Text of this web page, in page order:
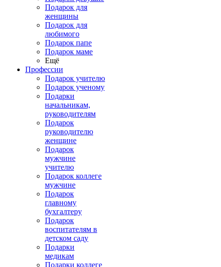
Подарок для
женщины
Подарок для
любимого
Подарок папе
Подарок маме
Ещё
Профессии
Подарок учителю
Подарок ученому
Подарки
начальникам,
руководителям
Подарок
руководителю
женщине
Подарок
мужчине
учителю
Подарок коллеге
мужчине
Подарок
главному
бухгалтеру
Подарок
воспитателям в
детском саду
Подарки
медикам
Подарки коллеге